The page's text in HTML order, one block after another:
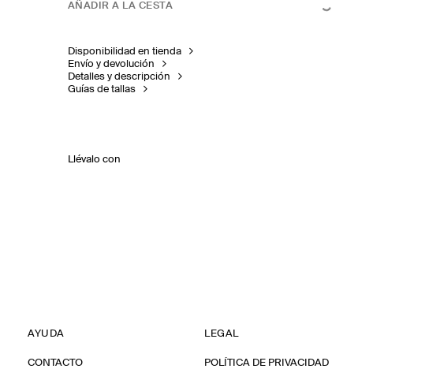
AÑADIR A LA CESTA
Disponibilidad en tienda
Envío y devolución
Detalles y descripción
Guías de tallas
Llévalo con
AYUDA
CONTACTO
LEGAL
POLÍTICA DE PRIVACIDAD